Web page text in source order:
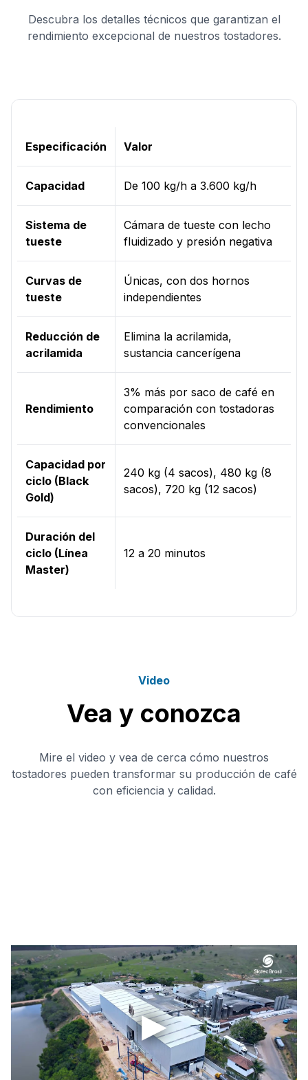
Descubra los detalles técnicos que garantizan el
rendimiento excepcional de nuestros tostadores.
Especificación Valor
Capacidad De 100 kg/h a 3.600 kg/h
Sistema de
tueste
Cámara de tueste con lecho
fluidizado y presión negativa
Curvas de
tueste
Únicas, con dos hornos
independientes
Reducción de
acrilamida
Elimina la acrilamida,
sustancia cancerígena
Rendimiento
3% más por saco de café en
comparación con tostadoras
convencionales
Capacidad por
ciclo (Black
Gold)
240 kg (4 sacos), 480 kg (8
sacos), 720 kg (12 sacos)
Duración del
ciclo (Línea
Master)
12 a 20 minutos
Video
Vea y conozca
Mire el video y vea de cerca cómo nuestros
tostadores pueden transformar su producción de café
con eficiencia y calidad.